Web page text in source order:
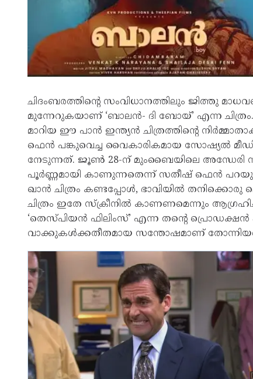
ചിദംബരത്തിന്റെ സംവിധാനത്തിലും ജിത്തു
മുന്നേറുകയാണ് ‘ബാലൻ- ദി ബോയ്’ എന്ന ചിത്രം.
മാറിയ ഈ പാൻ ഇന്ത്യൻ ചിത്രത്തിന്റെ
ഫെൻ പങ്കുവെച്ച വൈകാരികമായ സോഷ്യൽ
നേടുന്നത്. ജൂൺ 28-ന് മുംബൈയിലെ അന്ധേരി
പൂർണ്ണമായി കാണുന്നതെന്ന് സതീഷ് ഫെൻ
ഖാൻ ചിത്രം കണ്ടപ്പോൾ, ഭാവിയിൽ തനിക്കൊരു
ചിത്രം ഇതേ സ്ക്രീനിൽ കാണണമെന്നും
‘തെസ്പിയൻ ഫിലിംസ്’ എന്ന തന്റെ
വാക്കുകൾക്കതീതമായ സന്തോഷമാണ്